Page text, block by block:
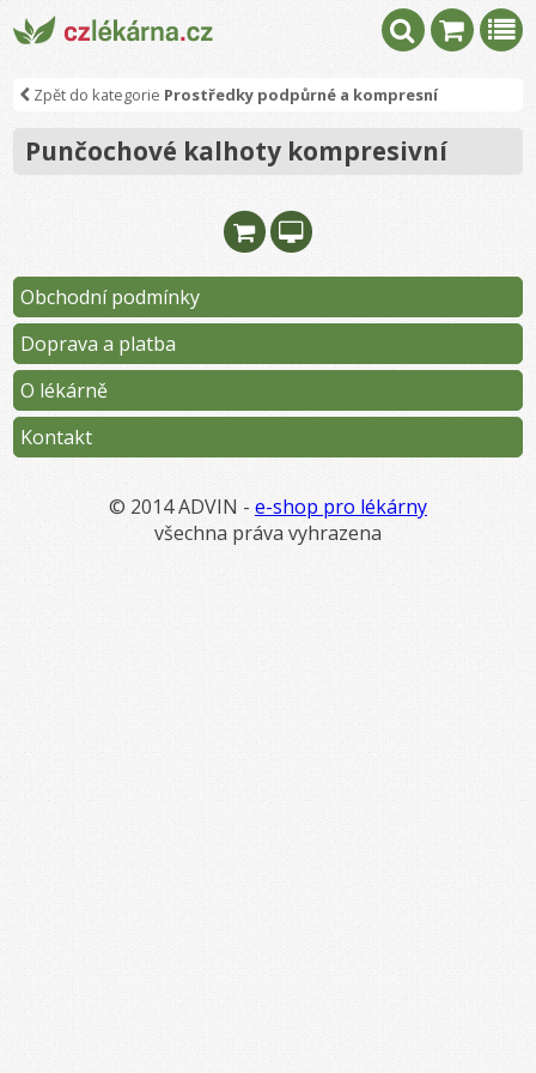
Zpět do kategorie Prostředky podpůrné a kompresní
Punčochové kalhoty kompresivní
Obchodní podmínky
Doprava a platba
O lékárně
Kontakt
© 2014 ADVIN - e-shop pro lékárny
všechna práva vyhrazena